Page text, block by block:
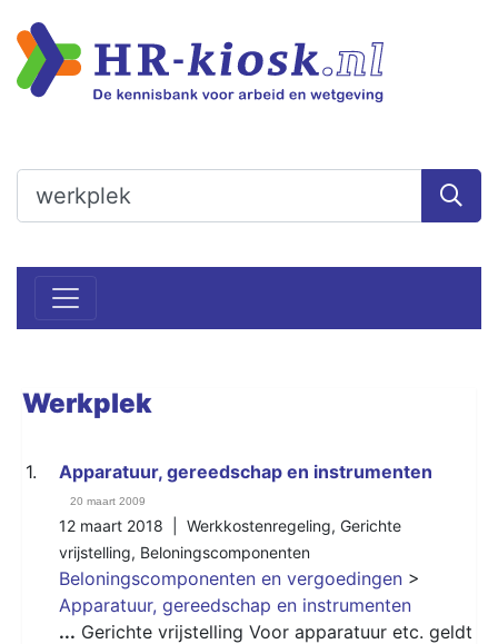
Werkplek
1. Apparatuur, gereedschap en instrumenten
20 maart 2009
12 maart 2018 | Werkkostenregeling, Gerichte
vrijstelling, Beloningscomponenten
Beloningscomponenten en vergoedingen >
Apparatuur, gereedschap en instrumenten
... Gerichte vrijstelling Voor apparatuur etc. geldt